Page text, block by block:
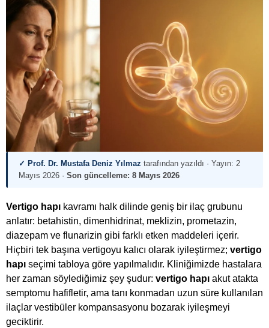
✓ Prof. Dr. Mustafa Deniz Yılmaz tarafından yazıldı · Yayın: 2
Mayıs 2026 · Son güncelleme: 8 Mayıs 2026
Vertigo hapı kavramı halk dilinde geniş bir ilaç grubunu
anlatır: betahistin, dimenhidrinat, meklizin, prometazin,
diazepam ve flunarizin gibi farklı etken maddeleri içerir.
Hiçbiri tek başına vertigoyu kalıcı olarak iyileştirmez; vertigo
hapı seçimi tabloya göre yapılmalıdır. Kliniğimizde hastalara
her zaman söylediğimiz şey şudur: vertigo hapı akut atakta
semptomu hafifletir, ama tanı konmadan uzun süre kullanılan
ilaçlar vestibüler kompansasyonu bozarak iyileşmeyi
geciktirir.